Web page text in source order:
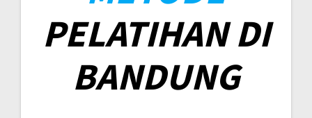
PELATIHAN DI
BANDUNG